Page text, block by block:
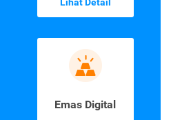
Emas Digital